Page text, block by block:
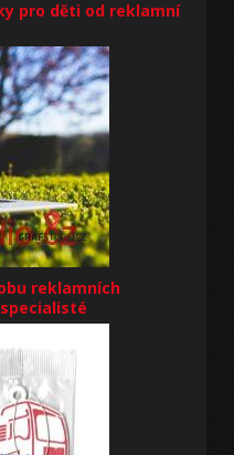
pro děti od reklamní
reklamních